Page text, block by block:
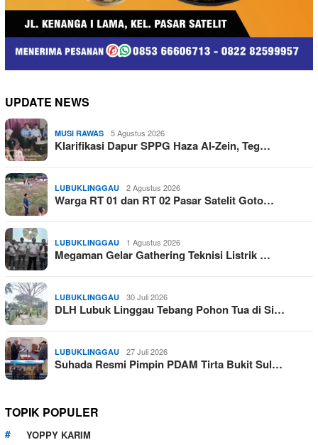
UPDATE NEWS
MUSI RAWAS 5 Agustus 2026
Klarifikasi Dapur SPPG Haza Al-Zein, Teg…
LUBUKLINGGAU 2 Agustus 2026
Warga RT 01 dan RT 02 Pasar Satelit Goto…
LUBUKLINGGAU 1 Agustus 2026
Megaman Gelar Gathering Teknisi Listrik …
LUBUKLINGGAU 30 Juli 2026
DLH Lubuk Linggau Tebang Pohon Tua di Si…
LUBUKLINGGAU 27 Juli 2026
Suhada Resmi Pimpin PDAM Tirta Bukit Sul…
TOPIK POPULER
YOPPY KARIM